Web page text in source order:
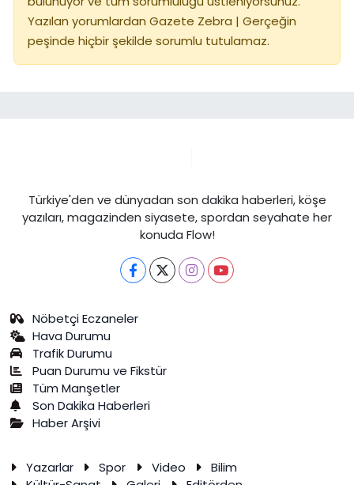
Yazılan yorumlardan Gazete Zebra | Gerçeğin
peşinde hiçbir şekilde sorumlu tutulamaz.
Türkiye'den ve dünyadan son dakika haberleri, köşe
yazıları, magazinden siyasete, spordan seyahate her
konuda Flow!
Nöbetçi Eczaneler
Hava Durumu
Trafik Durumu
Puan Durumu ve Fikstür
Tüm Manşetler
Son Dakika Haberleri
Haber Arşivi
Yazarlar Spor Video
Bilim